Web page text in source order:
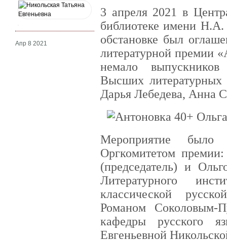
Апр 8 2021
3 апреля 2021 в
библиотеке имени
обстановке был
литературной премии
немало
Высших литературных
Дарья Лебедева, Анна
Мероприятие было
Оргкомитетом
(председатель) и
Литературного
классической
Романом Соколовым-
кафедры русского
Евгеньевной